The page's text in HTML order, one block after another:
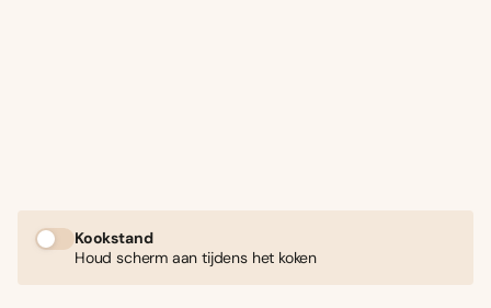
Kookstand
Houd scherm aan tijdens het koken